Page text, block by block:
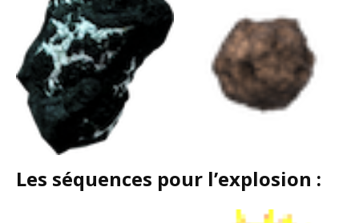
Les séquences pour l’explosion :